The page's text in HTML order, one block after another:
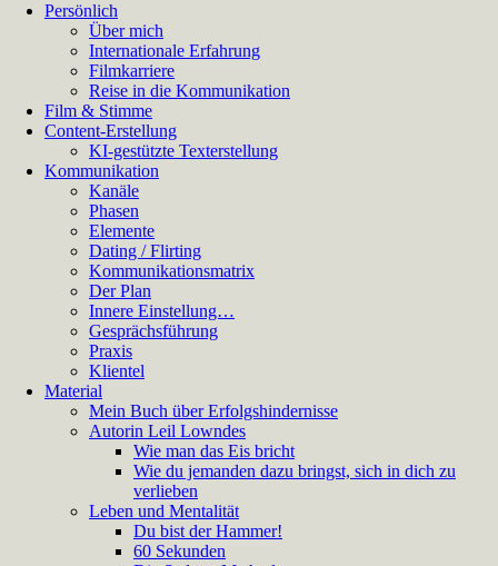
Persönlich
Über mich
Internationale Erfahrung
Filmkarriere
Reise in die Kommunikation
Film & Stimme
Content-Erstellung
KI-gestützte Texterstellung
Kommunikation
Kanäle
Phasen
Elemente
Dating / Flirting
Kommunikationsmatrix
Der Plan
Innere Einstellung…
Gesprächsführung
Praxis
Klientel
Material
Mein Buch über Erfolgshindernisse
Autorin Leil Lowndes
Wie man das Eis bricht
Wie du jemanden dazu bringst, sich in dich zu
verlieben
Leben und Mentalität
Du bist der Hammer!
60 Sekunden